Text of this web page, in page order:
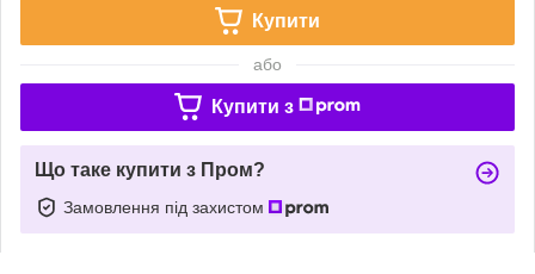
Купити
або
Купити з
Що таке купити з Пром?
Замовлення під захистом